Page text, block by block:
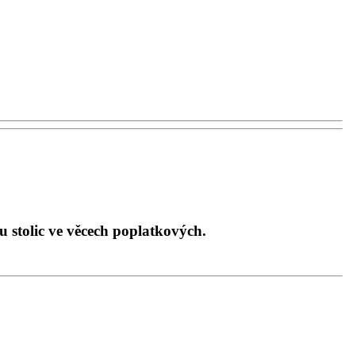
stolic ve věcech poplatkových.